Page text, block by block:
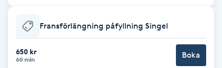
Blowout
Bottenfärg
Fransförlängning påfyllning Singel
650 kr
60 min Boka